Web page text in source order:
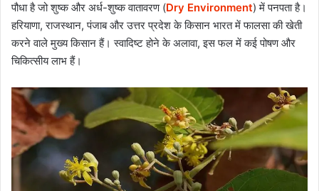
पौधा है जो शुष्क और अर्ध-शुष्क वातावरण (Dry Environment) में पनपता है।
हरियाणा, राजस्थान, पंजाब और उत्तर प्रदेश के किसान भारत में फालसा की खेती
करने वाले मुख्य किसान हैं। स्वादिष्ट होने के अलावा, इस फल में कई पोषण और
चिकित्सीय लाभ हैं।